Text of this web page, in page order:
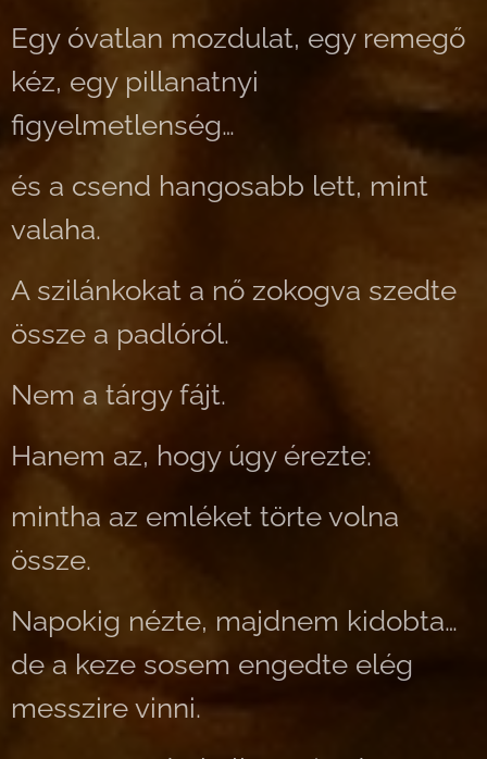
Egy óvatlan mozdulat, egy remegő
kéz, egy pillanatnyi
figyelmetlenség…
és a csend hangosabb lett, mint
valaha.
A szilánkokat a nő zokogva szedte
össze a padlóról.
Nem a tárgy fájt.
Hanem az, hogy úgy érezte:
mintha az emléket törte volna
össze.
Napokig nézte, majdnem kidobta…
de a keze sosem engedte elég
messzire vinni.